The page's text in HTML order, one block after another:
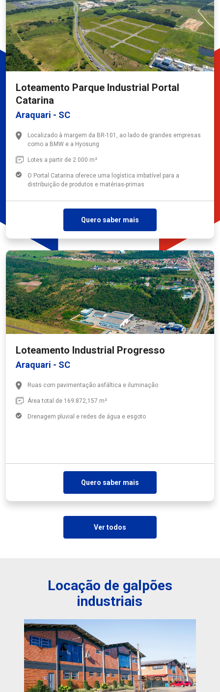
Loteamento Parque Industrial Portal
Catarina
Araquari - SC
Localizado à margem da BR-101, ao lado de grandes empresas
como a BMW e a Hyosung
Lotes a partir de 2.000 m²
O Portal Catarina oferece uma logística imbatível para a
distribuição de produtos e matérias-primas
Quero saber mais
Loteamento Industrial Progresso
Araquari - SC
Ruas com pavimentação asfáltica e iluminação
Área total de 169.872,157 m²
Drenagem pluvial e redes de água e esgoto
Quero saber mais
Ver todos
Locação de galpões
industriais